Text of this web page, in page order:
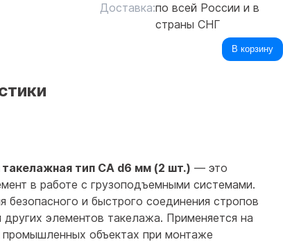
Доставка:по всей России и в
страны СНГ
В корзину
такелажная тип СА d6 мм (2 шт.) — это
в работе с грузоподъемными системами.
безопасного и быстрого соединения стропов
других элементов такелажа. Применяется на
объектах при монтаже